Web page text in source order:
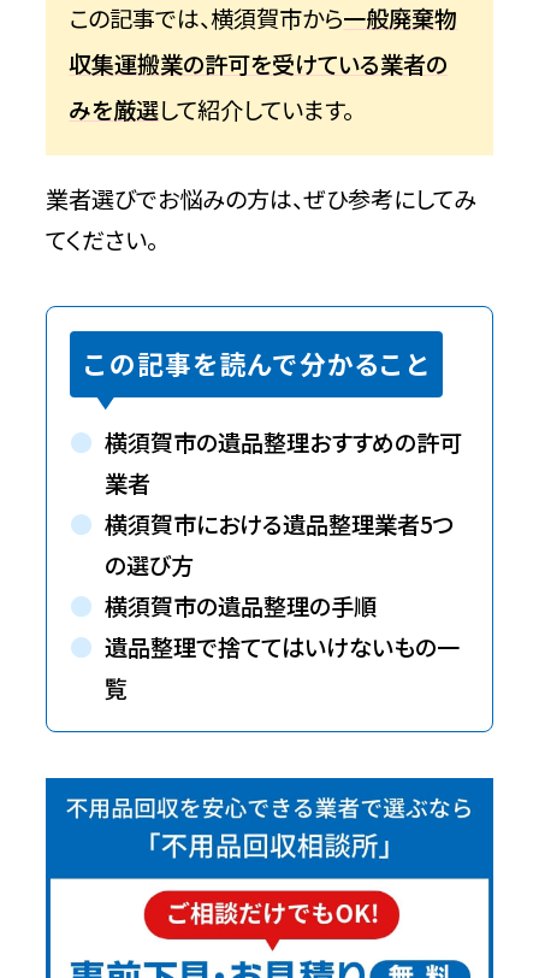
この記事では、横須賀市から一般廃棄物
収集運搬業の許可を受けている業者の
みを厳選して紹介しています。
業者選びでお悩みの方は、ぜひ参考にしてみ
てください。
この記事を読んで分かること
横須賀市の遺品整理おすすめの許可
業者
横須賀市における遺品整理業者5つ
の選び方
横須賀市の遺品整理の手順
遺品整理で捨ててはいけないもの一
覧